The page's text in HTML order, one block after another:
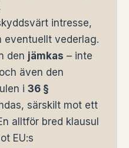
intresse,
eventuellt vederlag.
den jämkas – inte
även den
i 36 §
särskilt mot ett
alltför bred klausul
EU:s